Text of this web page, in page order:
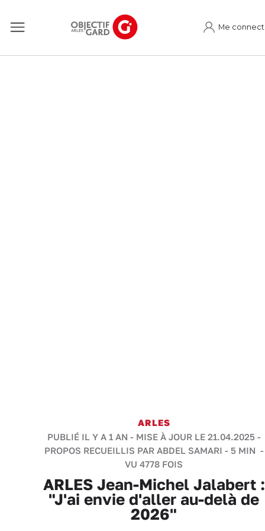
Me
ARLES
PUBLIÉ IL Y A 1 AN - MISE À JOUR LE 21.04.2025 -
PROPOS RECUEILLIS PAR ABDEL SAMARI - 5 MIN -
VU 4778 FOIS
ARLES Jean-Michel Jalabert :
"J'ai envie d'aller au-delà de
2026"